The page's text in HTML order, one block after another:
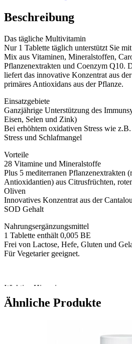
Beschreibung
Das tägliche Multivitamin
Nur 1 Tablette täglich unterstützt Sie
Mix aus Vitaminen, Mineralstoffen,
Pflanzenextrakten und Coenzym Q10.
liefert das innovative Konzentrat aus
primäres Antioxidans aus der Pflanze.
Einsatzgebiete
Ganzjährige Unterstützung des
Eisen, Selen und Zink)
Bei erhöhtem oxidativen Stress wie
Stress und Schlafmangel
Vorteile
28 Vitamine und Mineralstoffe
Plus 5 mediterranen Pflanzenextrakten
Antioxidantien) aus Citrusfrüchten,
Oliven
Innovatives Konzentrat aus der
SOD Gehalt
Nahrungsergänzungsmittel
1 Tablette enthält 0,005 BE
Frei von Lactose, Hefe, Gluten und
Für Vegetarier geeignet.
Wichtige Hinweise:
Nahrungsergänzungsmittel stellen
abwechslungsreiche und ausgewogene
Ähnliche Produkte